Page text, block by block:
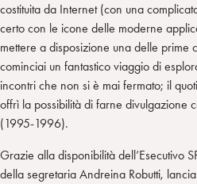
costituita da Internet (con una
certo con le icone delle moderne
mettere a disposizione una delle prime
cominciai un fantastico viaggio di
incontri che non si è mai fermato; il
offrì la possibilità di farne divulgazione
(1995-1996).
Grazie alla disponibilità dell’Esecutivo
della segretaria Andreina Robutti,